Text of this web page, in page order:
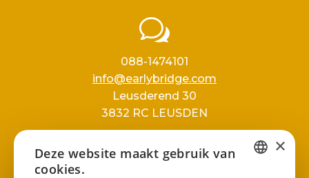
w
088-1474101
info@earlybridge.com
Leusderend 30
3832 RC LEUSDEN
×
Deze website maakt gebruik van
cookies.